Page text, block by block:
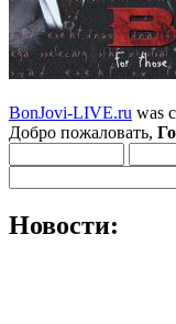
BonJovi-LIVE.ru was
Добро пожаловать,
Новости: